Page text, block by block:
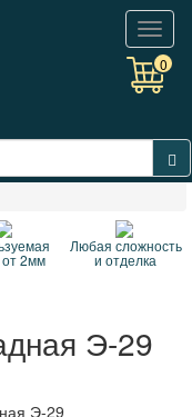
0
от 2мм
Любая сложность
и отделка
Э-29